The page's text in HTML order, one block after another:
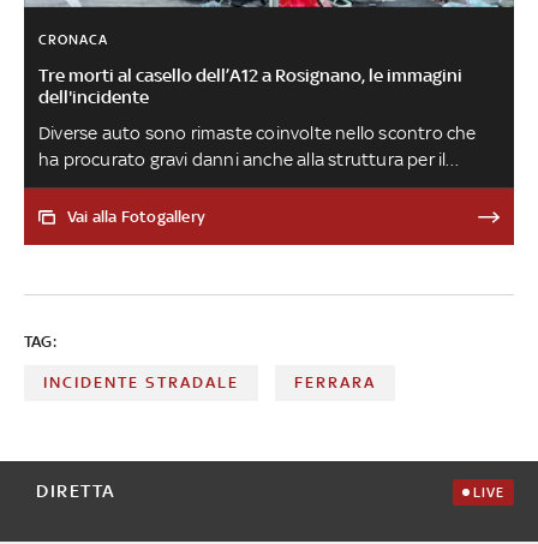
CRONACA
Tre morti al casello dell’A12 a Rosignano, le immagini
dell'incidente
Diverse auto sono rimaste coinvolte nello scontro che
ha procurato gravi danni anche alla struttura per il
pagamento del pedaggio. Deceduti gli occupanti del
veicolo - una coppia di tedeschi di 61 e 68 anni - che si è
Vai alla Fotogallery
TAG:
INCIDENTE STRADALE FERRARA
DIRETTA LIVE